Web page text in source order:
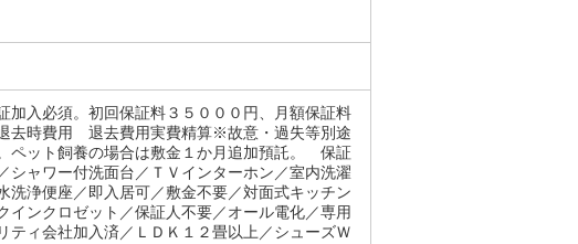
加入必須。初回保証料３５０００円、月額保証料
去時費用 退去費用実費精算※故意・過失等別途
ペット飼養の場合は敷金１か月追加預託。 保証
ャワー付洗面台／ＴＶインターホン／室内洗濯
浄便座／即入居可／敷金不要／対面式キッチン
インクロゼット／保証人不要／オール電化／専用
ィ会社加入済／ＬＤＫ１２畳以上／シューズＷ